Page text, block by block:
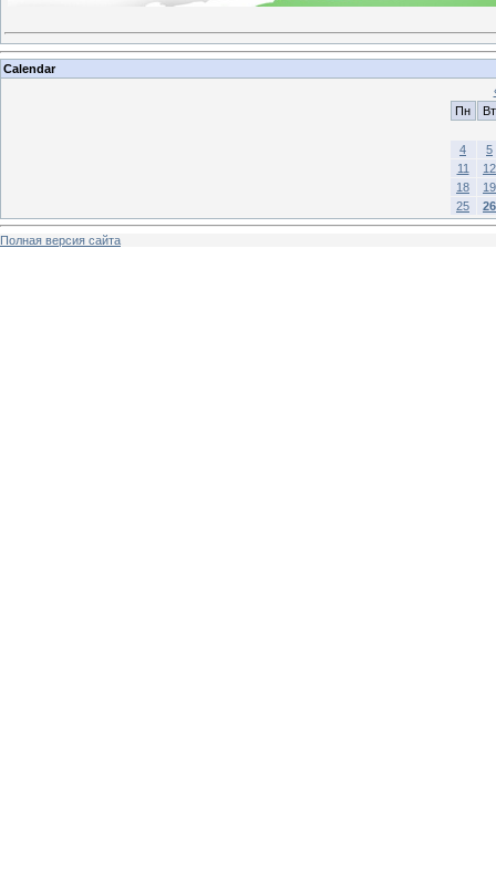
Calendar
Пн
Вт
4
5
11
12
18
19
25
26
Полная версия сайта